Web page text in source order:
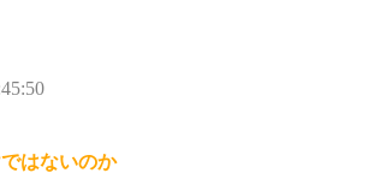
はないのか